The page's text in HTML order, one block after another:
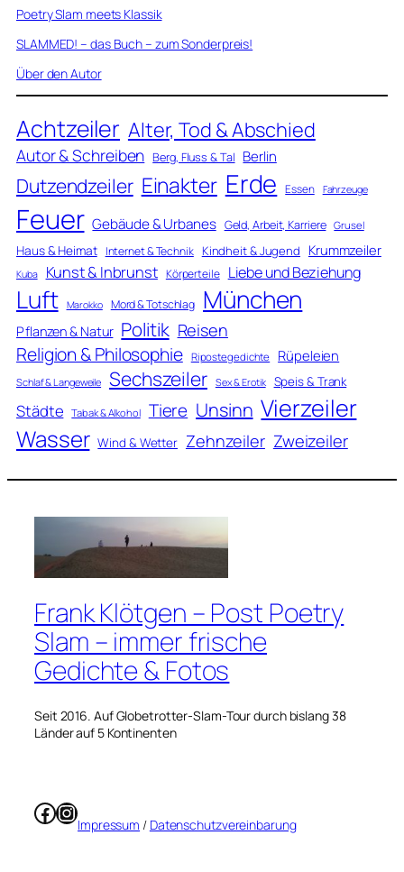
Poetry Slam meets Klassik
SLAMMED! – das Buch – zum Sonderpreis!
Über den Autor
Achtzeiler Alter, Tod & Abschied
Autor & Schreiben Berg, Fluss & Tal Berlin
Dutzendzeiler Einakter Erde Essen Fahrzeuge
Feuer Gebäude & Urbanes Geld, Arbeit, Karriere Grusel
Haus & Heimat Internet & Technik Kindheit & Jugend Krummzeiler
Kuba Kunst & Inbrunst Körperteile Liebe und Beziehung
Luft Marokko Mord & Totschlag München
Pflanzen & Natur Politik Reisen
Religion & Philosophie Ripostegedichte Rüpeleien
Schlaf & Langeweile Sechszeiler Sex & Erotik Speis & Trank
Städte Tabak & Alkohol Tiere Unsinn Vierzeiler
Wasser Wind & Wetter Zehnzeiler Zweizeiler
Frank Klötgen – Post Poetry
Slam – immer frische
Gedichte & Fotos
Seit 2016. Auf Globetrotter-Slam-Tour durch bislang 38
Länder auf 5 Kontinenten
Facebook
Instagram
Impressum / Datenschutzvereinbarung